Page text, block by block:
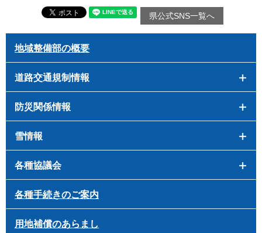
県公式SNS一覧へ
地域整備部の概要
道路交通規制情報
防災関係情報
雪情報
各種協議会
各種手続きのご案内
用地補償のあらまし